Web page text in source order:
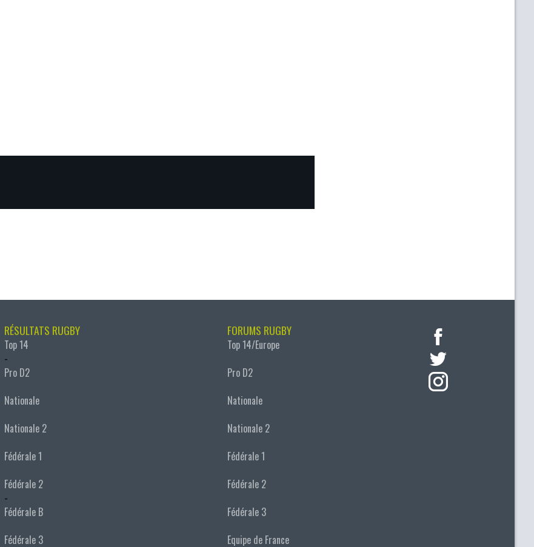
RÉSULTATS RUGBY
Top 14
-
Pro D2
Nationale
Nationale 2
Fédérale 1
Fédérale 2
-
Fédérale B
Fédérale 3
FORUMS RUGBY
Top 14/Europe
Pro D2
Nationale
Nationale 2
Fédérale 1
Fédérale 2
Fédérale 3
Equipe de France